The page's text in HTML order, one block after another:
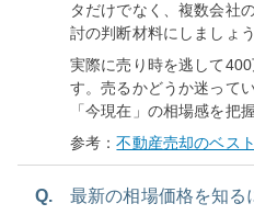
タだけでなく、複数会社
討の判断材料にしましょう
実際に売り時を逃して
す。売るかどうか迷って
「今現在」の相場感を把
参考：不動産売却のベス
Q. 最新の相場価格を知る